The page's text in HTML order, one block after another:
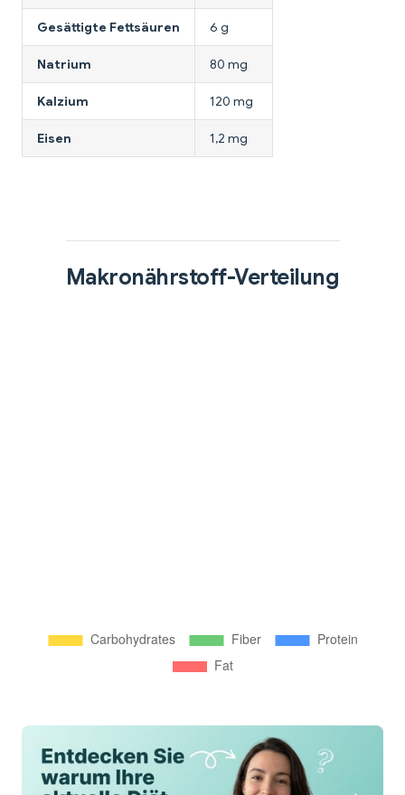
Gesättigte Fettsäuren 6 g
Natrium 80 mg
Kalzium 120 mg
Eisen 1,2 mg
Makronährstoff-Verteilung